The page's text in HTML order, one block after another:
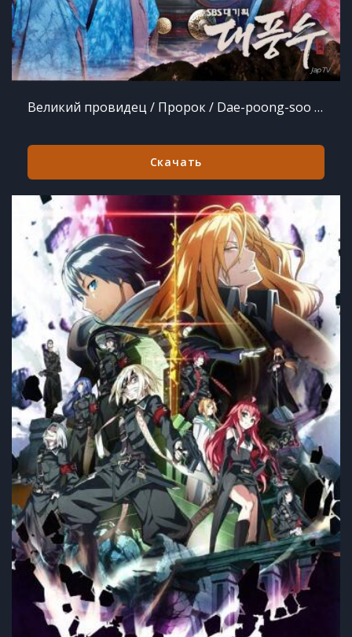
Великий провидец / Пророк / Dae-poong-soo / The Great Seer (2012)
Скачать